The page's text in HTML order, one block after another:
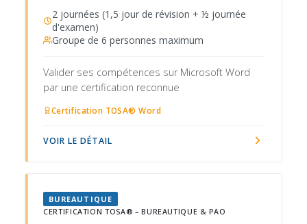
2 journées (1,5 jour de révision + ½ journée
d'examen)
Groupe de 6 personnes maximum
Valider ses compétences sur Microsoft Word
par une certification reconnue
Certification TOSA® Word
VOIR LE DÉTAIL
BUREAUTIQUE
CERTIFICATION TOSA® – BUREAUTIQUE & PAO